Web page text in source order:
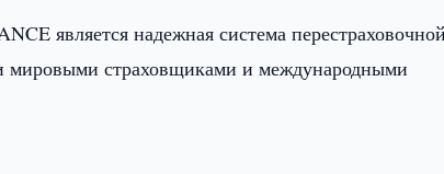
является надежная система перестраховочной
мировыми страховщиками и международными